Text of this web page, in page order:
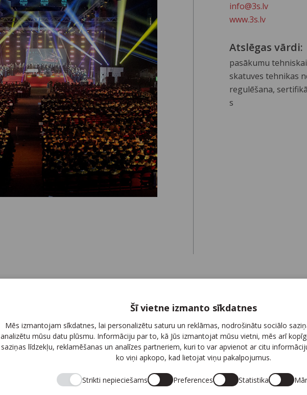
Šī vietne izmanto sīkdatnes
Mēs izmantojam sīkdatnes, lai personalizētu saturu un reklāmas, nodrošinātu sociālo
analizētu mūsu datu plūsmu. Informāciju par to, kā Jūs izmantojat mūsu vietni, mēs arī
saziņas līdzekļu, reklamēšanas un analīzes partneriem, kuri to var apvienot ar citu
ko viņi apkopo, kad lietojat viņu pakalpojumus.
Strikti nepieciešams Preferences Statistika
info@3s.lv
www.3s.lv
Atslēgas vārdi:
pasākumu
skatuves tehnikas
regulēšana,
s
Sadarbība
Privātuma politika
Seko mums